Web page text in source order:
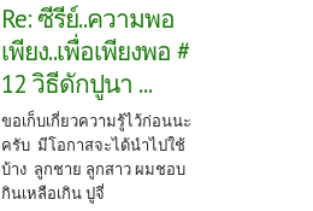
Re: ซีรีย์..ความพอ
เพียง..เพื่อเพียงพอ #
12 วิธีดักปูนา ...
ขอเก็บเกี่ยวความรู้ไว้ก่อนนะ
ครับ มีโอกาสจะได้นำไปใช้
บ้าง ลูกชาย ลูกสาว ผมชอบ
กินเหลือเกิน ปูจี่